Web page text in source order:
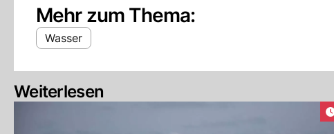
Mehr zum Thema:
Wasser
Weiterlesen